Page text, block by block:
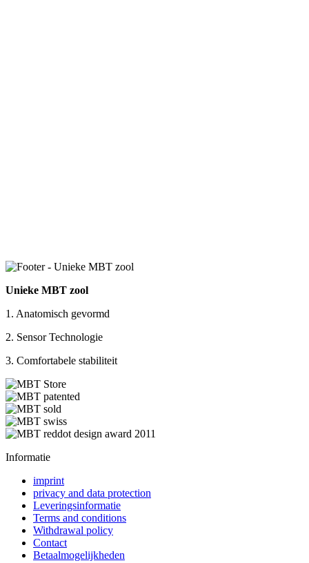
Unieke MBT zool
1. Anatomisch gevormd
2. Sensor Technologie
3. Comfortabele stabiliteit
Informatie
imprint
privacy and data protection
Leveringsinformatie
Terms and conditions
Withdrawal policy
Contact
Betaalmogelijkheden